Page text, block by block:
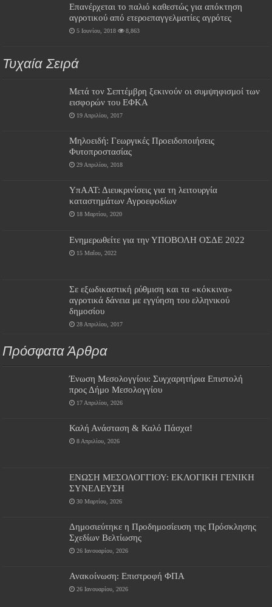
Επανέρχεται το παλιό καθεστώς για απόκτηση
αγροτικού από ετεροεπαγγελματίες αγρότες
5 Ιουνίου, 2018 8,863
Τυχαία Σειρά
Μετά τον Σεπτέμβρη ξεκινούν οι συμψηφισμοί των
εισφορών του ΕΦΚΑ
19 Απριλίου, 2017
Μηλoειδή: Γεωργικές Προειδοποιήσεις
Φυτοπροστασίας
29 Απριλίου, 2018
ΥπΑΑΤ: Διευκρινίσεις για τη λειτουργία
καταστημάτων Αγροεφοδίων
18 Μαρτίου, 2020
Ενημερωθείτε για την ΥΠΟΒΟΛΗ ΟΣΔΕ 2022
15 Μαΐου, 2022
Σε εξωδικαστική ρύθμιση και τα «κόκκινα»
αγροτικά δάνεια με εγγύηση του ελληνικού
δημοσίου
28 Απριλίου, 2017
Πρόσφατα Άρθρα
Ένωση Μεσολογγίου: Συγχαρητήρια Επιστολή
προς Δήμο Μεσολογγίου
17 Απριλίου, 2026
Καλή Ανάσταση & Καλό Πάσχα!
8 Απριλίου, 2026
ΕΝΩΣΗ ΜΕΣΟΛΟΓΓΙΟΥ: ΕΚΛΟΓΙΚΗ ΓΕΝΙΚΗ
ΣΥΝΕΛΕΥΣΗ
30 Μαρτίου, 2026
Δημοσιεύτηκε η Προδημοσίευση της Πρόσκλησης
Σχεδίων Βελτίωσης
26 Ιανουαρίου, 2026
Ανακοίνωση: Επιστροφή ΦΠΑ
26 Ιανουαρίου, 2026